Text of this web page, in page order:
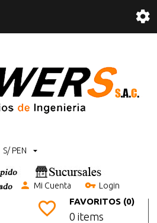
S/ PEN
Mi Cuenta Login
FAVORITOS (0)
0 items